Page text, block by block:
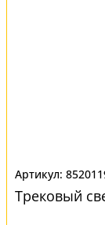
Трековый